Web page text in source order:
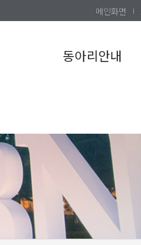
메인화면
동아리안내